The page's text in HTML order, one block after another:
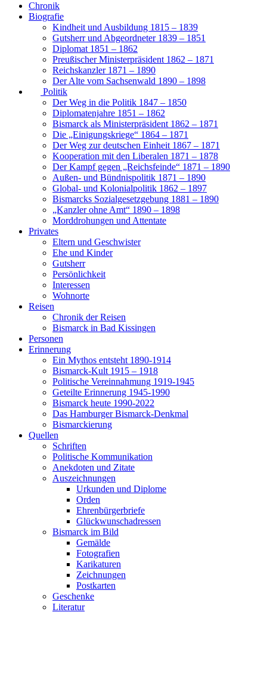
Chronik
Biografie
Kindheit und Ausbildung 1815 – 1839
Gutsherr und Abgeordneter 1839 – 1851
Diplomat 1851 – 1862
Preußischer Ministerpräsident 1862 – 1871
Reichskanzler 1871 – 1890
Der Alte vom Sachsenwald 1890 – 1898
Politik
Der Weg in die Politik 1847 – 1850
Diplomatenjahre 1851 – 1862
Bismarck als Ministerpräsident 1862 – 1871
Die „Einigungskriege“ 1864 – 1871
Der Weg zur deutschen Einheit 1867 – 1871
Kooperation mit den Liberalen 1871 – 1878
Der Kampf gegen „Reichsfeinde“ 1871 – 1890
Außen- und Bündnispolitik 1871 – 1890
Global- und Kolonialpolitik 1862 – 1897
Bismarcks Sozialgesetzgebung 1881 – 1890
„Kanzler ohne Amt“ 1890 – 1898
Morddrohungen und Attentate
Privates
Eltern und Geschwister
Ehe und Kinder
Gutsherr
Persönlichkeit
Interessen
Wohnorte
Reisen
Chronik der Reisen
Bismarck in Bad Kissingen
Personen
Erinnerung
Ein Mythos entsteht 1890-1914
Bismarck-Kult 1915 – 1918
Politische Vereinnahmung 1919-1945
Geteilte Erinnerung 1945-1990
Bismarck heute 1990-2022
Das Hamburger Bismarck-Denkmal
Bismarckierung
Quellen
Schriften
Politische Kommunikation
Anekdoten und Zitate
Auszeichnungen
Urkunden und Diplome
Orden
Ehrenbürgerbriefe
Glückwunschadressen
Bismarck im Bild
Gemälde
Fotografien
Karikaturen
Zeichnungen
Postkarten
Geschenke
Literatur